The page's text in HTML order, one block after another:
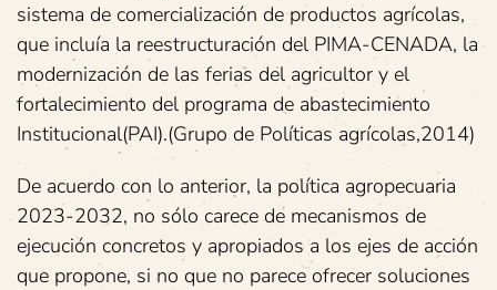
sistema de comercialización de productos agrícolas,
que incluía la reestructuración del PIMA-CENADA, la
modernización de las ferias del agricultor y el
fortalecimiento del programa de abastecimiento
Institucional(PAI).(Grupo de Políticas agrícolas,2014)
De acuerdo con lo anterior, la política agropecuaria
2023-2032, no sólo carece de mecanismos de
ejecución concretos y apropiados a los ejes de acción
que propone, si no que no parece ofrecer soluciones